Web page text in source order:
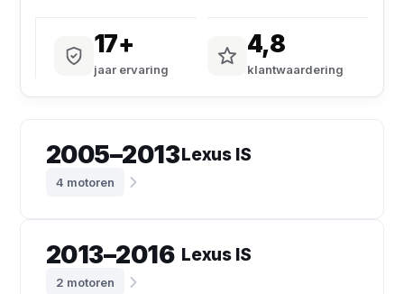
17+
jaar ervaring
4,8
klantwaardering
2005–2013Lexus IS
4 motoren
2013–2016 Lexus IS
2 motoren